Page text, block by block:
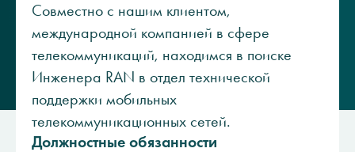
Совместно с нашим клиентом,
международной компанией в сфере
телекоммуникаций, находимся в поиске
Инженера RAN в отдел технической
поддержки мобильных
телекоммуникационных сетей.
Должностные обязанности